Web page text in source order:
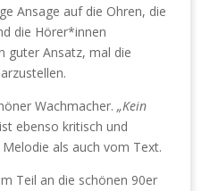
Ansage auf die Ohren, die
die Hörer*innen
guter Ansatz, mal die
Wachmacher. „Kein
ebenso kritisch und
als auch vom Text.
Teil an die schönen 90er